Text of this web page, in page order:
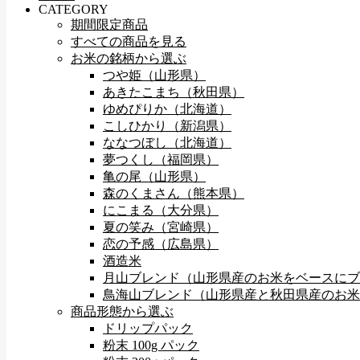
CATEGORY
期間限定商品
すべての商品を見る
お米の銘柄から選ぶ
つや姫（山形県）
あきたこまち（秋田県）
ゆめぴりか（北海道）
こしひかり（新潟県）
ななつぼし（北海道）
夢つくし（福岡県）
亀の尾（山形県）
森のくまさん（熊本県）
にこまる（大分県）
夏の笑み（宮崎県）
恋の予感（広島県）
酒造米
月山ブレンド（山形県産のお米をベースにブ
鳥海山ブレンド（山形県産と秋田県産のお
商品形態から選ぶ
ドリップパック
粉末 100g パック